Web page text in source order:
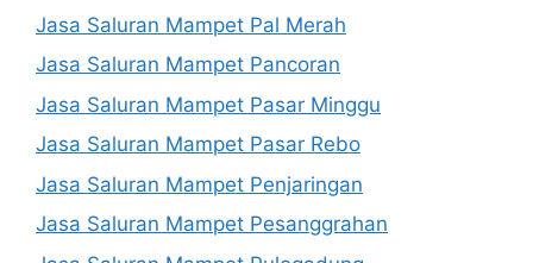
Jasa Saluran Mampet Pal Merah
Jasa Saluran Mampet Pancoran
Jasa Saluran Mampet Pasar Minggu
Jasa Saluran Mampet Pasar Rebo
Jasa Saluran Mampet Penjaringan
Jasa Saluran Mampet Pesanggrahan